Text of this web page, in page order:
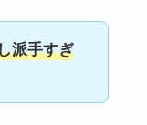
派手すぎ